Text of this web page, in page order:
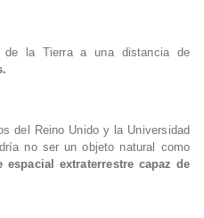
de la Tierra a una distancia de
del Reino Unido y la Universidad
no ser un objeto natural como
espacial extraterrestre capaz de